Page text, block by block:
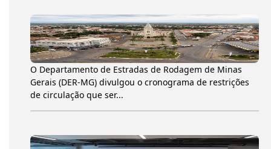
O Departamento de Estradas de Rodagem de Minas
Gerais (DER-MG) divulgou o cronograma de restrições
de circulação que ser...